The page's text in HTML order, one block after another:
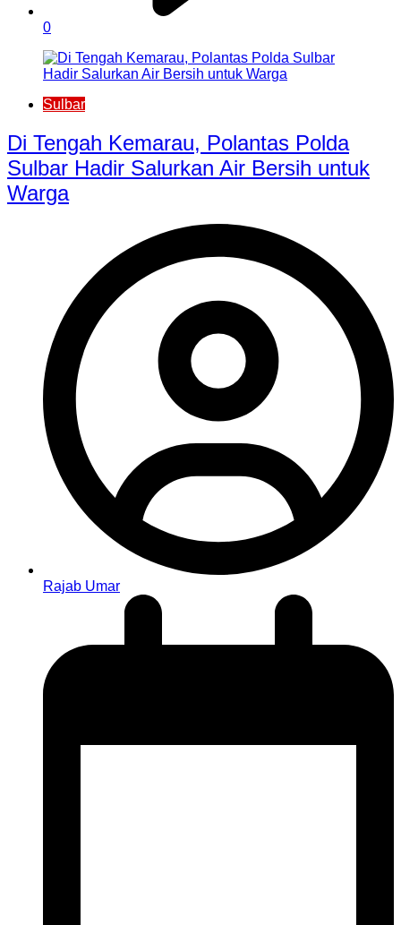
0
Sulbar
Di Tengah Kemarau, Polantas Polda
Sulbar Hadir Salurkan Air Bersih untuk
Warga
Rajab Umar